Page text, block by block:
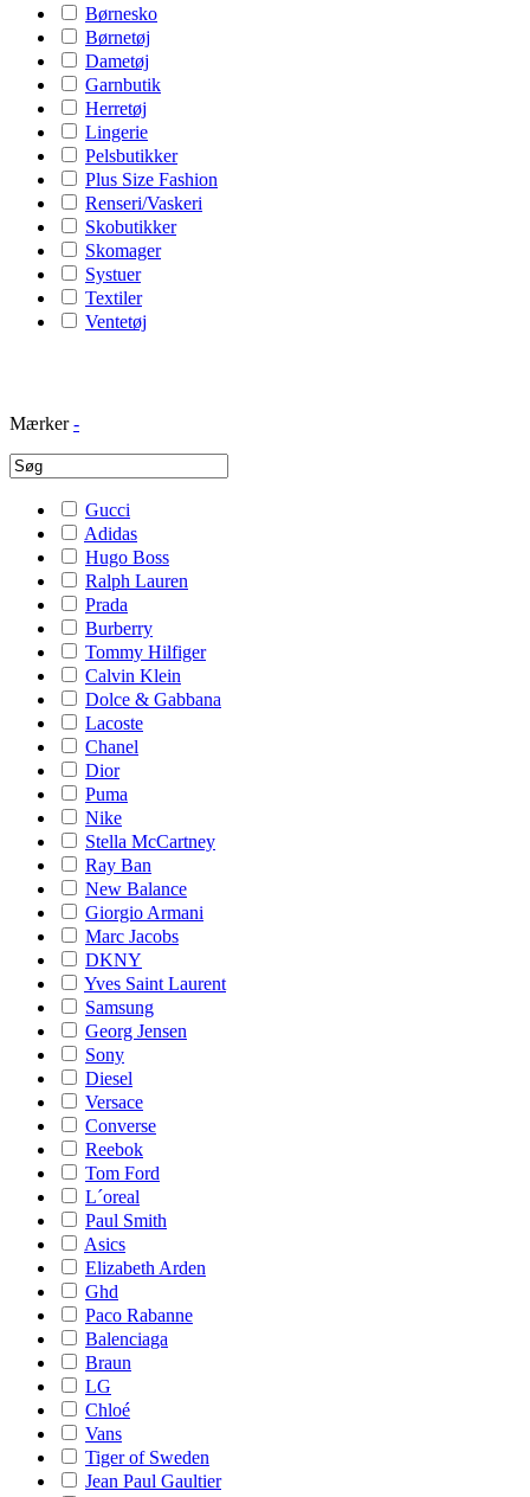
Børnesko
Børnetøj
Dametøj
Garnbutik
Herretøj
Lingerie
Pelsbutikker
Plus Size Fashion
Renseri/Vaskeri
Skobutikker
Skomager
Systuer
Textiler
Ventetøj
Mærker -
Gucci
Adidas
Hugo Boss
Ralph Lauren
Prada
Burberry
Tommy Hilfiger
Calvin Klein
Dolce & Gabbana
Lacoste
Chanel
Dior
Puma
Nike
Stella McCartney
Ray Ban
New Balance
Giorgio Armani
Marc Jacobs
DKNY
Yves Saint Laurent
Samsung
Georg Jensen
Sony
Diesel
Versace
Converse
Reebok
Tom Ford
L´oreal
Paul Smith
Asics
Elizabeth Arden
Ghd
Paco Rabanne
Balenciaga
Braun
LG
Chloé
Vans
Tiger of Sweden
Jean Paul Gaultier